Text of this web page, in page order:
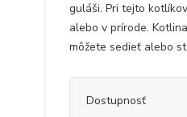
guláši. Pri tejto
alebo v prírode.
môžete sedieť alebo
Dostupnosť